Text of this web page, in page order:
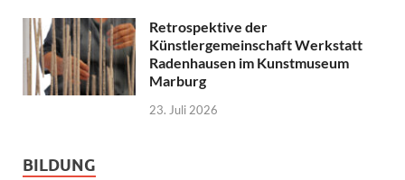
Retrospektive der
Künstlergemeinschaft Werkstatt
Radenhausen im Kunstmuseum
Marburg
23. Juli 2026
BILDUNG